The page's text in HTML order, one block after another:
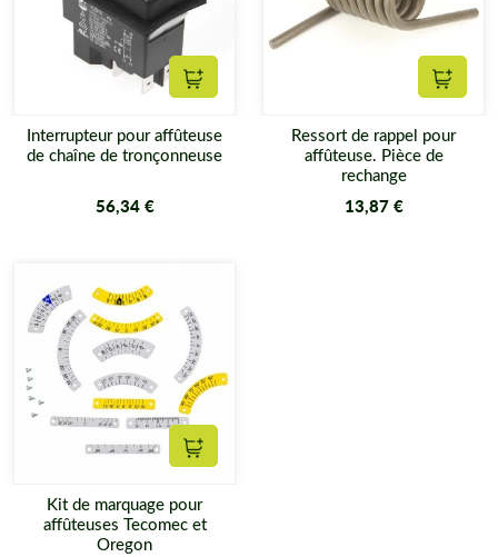
Ajouter au panier
Interrupteur pour affûteuse
de chaîne de tronçonneuse
56,34 €
Ressort de rappel pour
affûteuse. Pièce de
rechange
13,87 €
Ajouter au panier
Kit de marquage pour
affûteuses Tecomec et
Oregon